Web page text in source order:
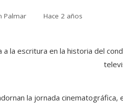
Palmar Hace 2 años
la jornada